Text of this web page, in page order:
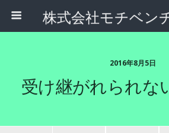
2016年8月5日
受け継がれられな